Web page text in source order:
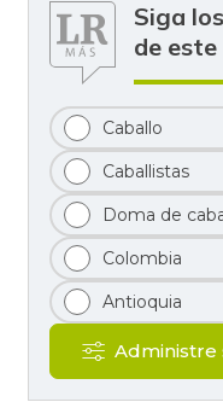
Siga
de
Caballo
Caballistas
Doma de
Colombia
Antioquia
Administre